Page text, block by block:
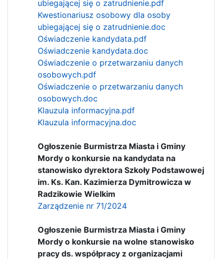
ubiegającej się o zatrudnienie.pdf
Kwestionariusz osobowy dla osoby
ubiegającej się o zatrudnienie.doc
Oświadczenie kandydata.pdf
Oświadczenie kandydata.doc
Oświadczenie o przetwarzaniu danych
osobowych.pdf
Oświadczenie o przetwarzaniu danych
osobowych.doc
Klauzula informacyjna.pdf
Klauzula informacyjna.doc
Ogłoszenie Burmistrza Miasta i Gminy
Mordy o konkursie na kandydata na
stanowisko dyrektora Szkoły Podstawowej
im. Ks. Kan. Kazimierza Dymitrowicza w
Radzikowie Wielkim
Zarządzenie nr 71/2024
Ogłoszenie Burmistrza Miasta i Gminy
Mordy o konkursie na wolne stanowisko
pracy ds. współpracy z organizacjami